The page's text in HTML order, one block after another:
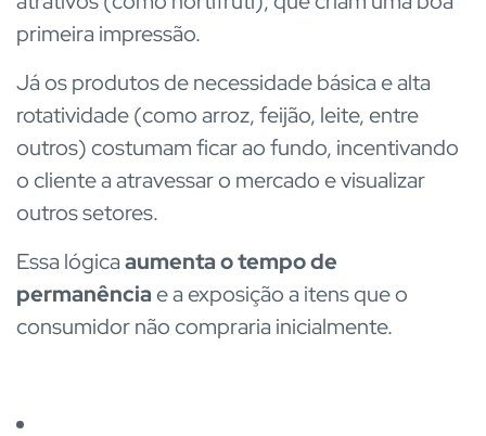
primeira impressão.
Já os produtos de necessidade básica e alta
rotatividade (como arroz, feijão, leite, entre
outros) costumam ficar ao fundo, incentivando
o cliente a atravessar o mercado e visualizar
outros setores.
Essa lógicaaumenta o tempo de
permanênciae a exposição a itens que o
consumidor não compraria inicialmente.